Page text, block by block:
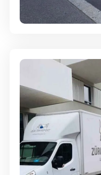
Full-Service -